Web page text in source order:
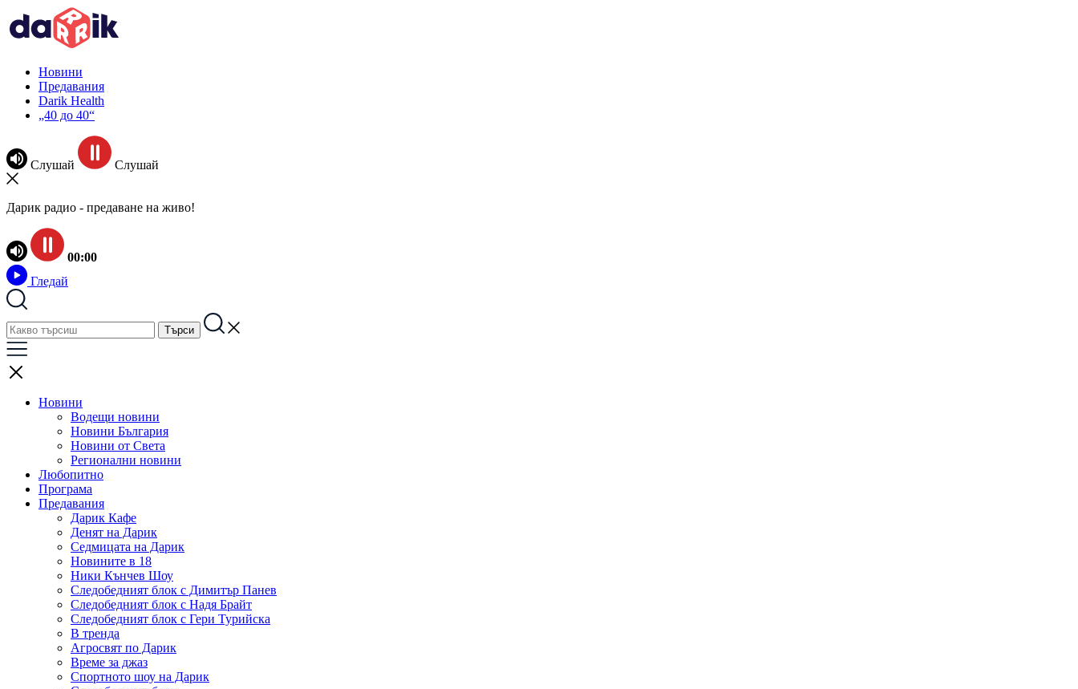
Новини
Предавания
Darik Health
„40 до 40“
Слушай Слушай
Дарик радио - предаване на живо!
00:00
Гледай
Новини
Водещи новини
Новини България
Новини от Света
Регионални новини
Любопитно
Програма
Предавания
Дарик Кафе
Денят на Дарик
Седмицата на Дарик
Новините в 18
Ники Кънчев Шоу
Следобедният блок с Димитър Панев
Следобедният блок с Надя Брайт
Следобедният блок с Гери Турийска
В тренда
Агросвят по Дарик
Време за джаз
Спортното шоу на Дарик